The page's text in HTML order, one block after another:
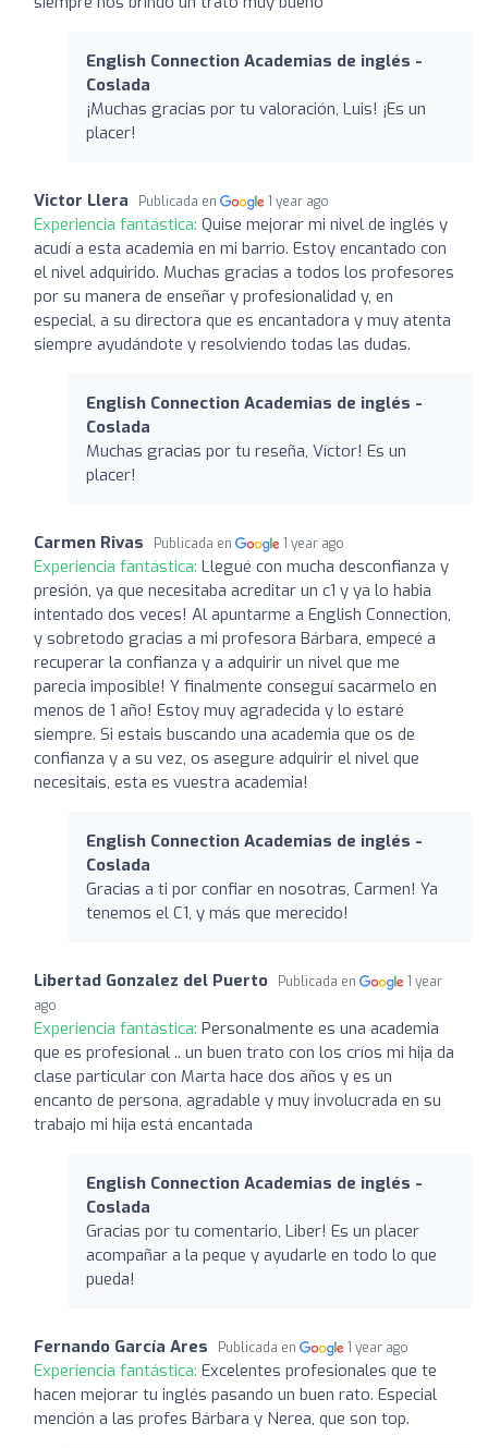
English Connection Academias de inglés -
Coslada
¡Muchas gracias por tu valoración, Luis! ¡Es un
placer!
Victor Llera Publicada en 1 year ago
Experiencia fantástica: Quise mejorar mi nivel de inglés y
acudí a esta academia en mi barrio. Estoy encantado con
el nivel adquirido. Muchas gracias a todos los profesores
por su manera de enseñar y profesionalidad y, en
especial, a su directora que es encantadora y muy atenta
siempre ayudándote y resolviendo todas las dudas.
English Connection Academias de inglés -
Coslada
Muchas gracias por tu reseña, Víctor! Es un
placer!
Carmen Rivas Publicada en 1 year ago
Experiencia fantástica: Llegué con mucha desconfianza y
presión, ya que necesitaba acreditar un c1 y ya lo habia
intentado dos veces! Al apuntarme a English Connection,
y sobretodo gracias a mi profesora Bárbara, empecé a
recuperar la confianza y a adquirir un nivel que me
parecia imposible! Y finalmente conseguí sacarmelo en
menos de 1 año! Estoy muy agradecida y lo estaré
siempre. Si estais buscando una academia que os de
confianza y a su vez, os asegure adquirir el nivel que
necesitais, esta es vuestra academia!
English Connection Academias de inglés -
Coslada
Gracias a ti por confiar en nosotras, Carmen! Ya
tenemos el C1, y más que merecido!
Libertad Gonzalez del Puerto Publicada en
1 year
ago
Experiencia fantástica: Personalmente es una academia
que es profesional .. un buen trato con los críos mi hija da
clase particular con Marta hace dos años y es un
encanto de persona, agradable y muy involucrada en su
trabajo mi hija está encantada
English Connection Academias de inglés -
Coslada
Gracias por tu comentario, Liber! Es un placer
acompañar a la peque y ayudarle en todo lo que
pueda!
Fernando García Ares Publicada en 1 year ago
Experiencia fantástica: Excelentes profesionales que te
hacen mejorar tu inglés pasando un buen rato. Especial
mención a las profes Bárbara y Nerea, que son top.